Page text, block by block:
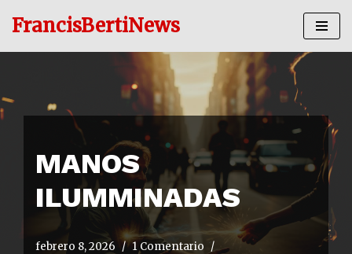
FrancisBertiNews
MANOS
ILUMMINADAS
febrero 8, 2026
1 Comentario